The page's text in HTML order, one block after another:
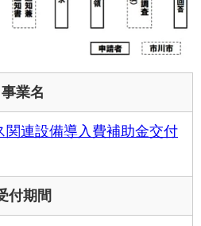
事業名
関連設備導入費補助金交付
付期間